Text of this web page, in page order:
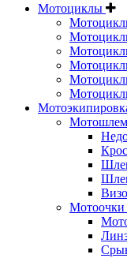
Мотоциклы
Мотоочки